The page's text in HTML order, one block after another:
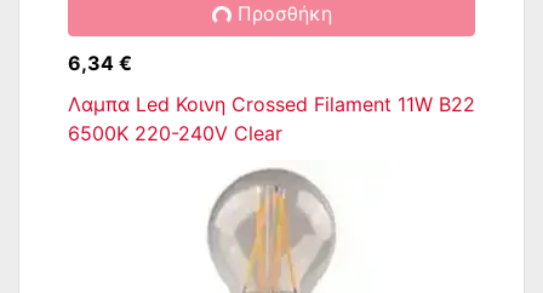
Προσθήκη
6,34 €
Λαμπα Led Κοινη Crossed Filament 11W Β22
6500K 220-240V Clear